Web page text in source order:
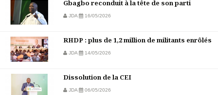
Gbagbo reconduit à la tête de son parti
JDA 16/05/2026
RHDP : plus de 1,2 million de militants enrôlés
JDA 14/05/2026
Dissolution de la CEI
JDA 06/05/2026